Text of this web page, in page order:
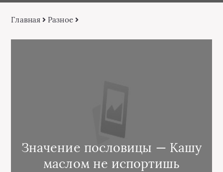
Главная Разное
Значение пословицы — Кашу
маслом не испортишь